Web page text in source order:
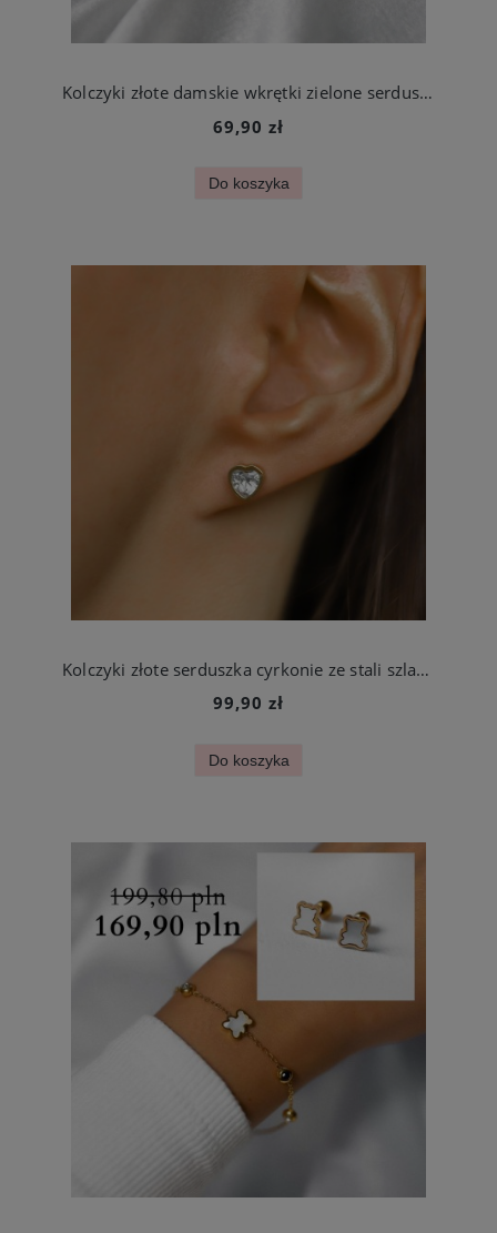
Kolczyki złote damskie wkrętki zielone serduszka ze stali chirurgicznej
69,90 zł
Do koszyka
Kolczyki złote serduszka cyrkonie ze stali szlachetnej
99,90 zł
Do koszyka